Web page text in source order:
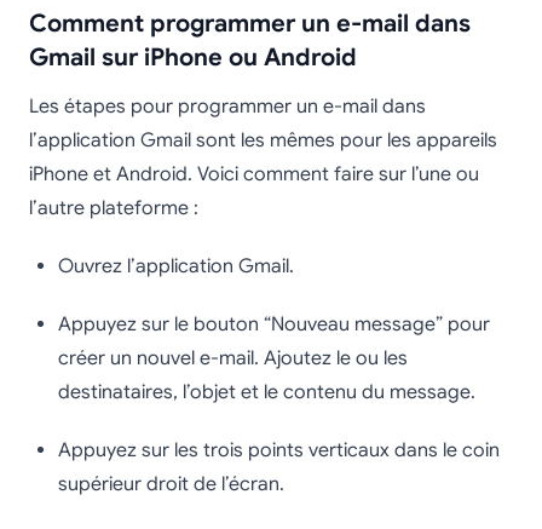
Comment programmer un e-mail dans
Gmail sur iPhone ou Android
Les étapes pour programmer un e-mail dans
l’application Gmail sont les mêmes pour les appareils
iPhone et Android. Voici comment faire sur l’une ou
l’autre plateforme :
Ouvrez l’application Gmail.
Appuyez sur le bouton “Nouveau message” pour
créer un nouvel e-mail. Ajoutez le ou les
destinataires, l’objet et le contenu du message.
Appuyez sur les trois points verticaux dans le coin
supérieur droit de l’écran.